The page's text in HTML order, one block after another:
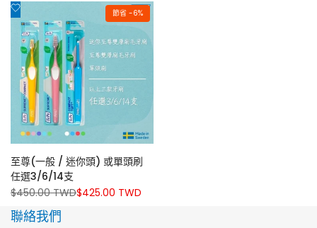
節省 -6%
添
加
到
心
願
清
單
至尊(一般 / 迷你頭) 或單頭刷
任選3/6/14支
原
$450.00 TWD促
$425.00 TWD
聯絡我們